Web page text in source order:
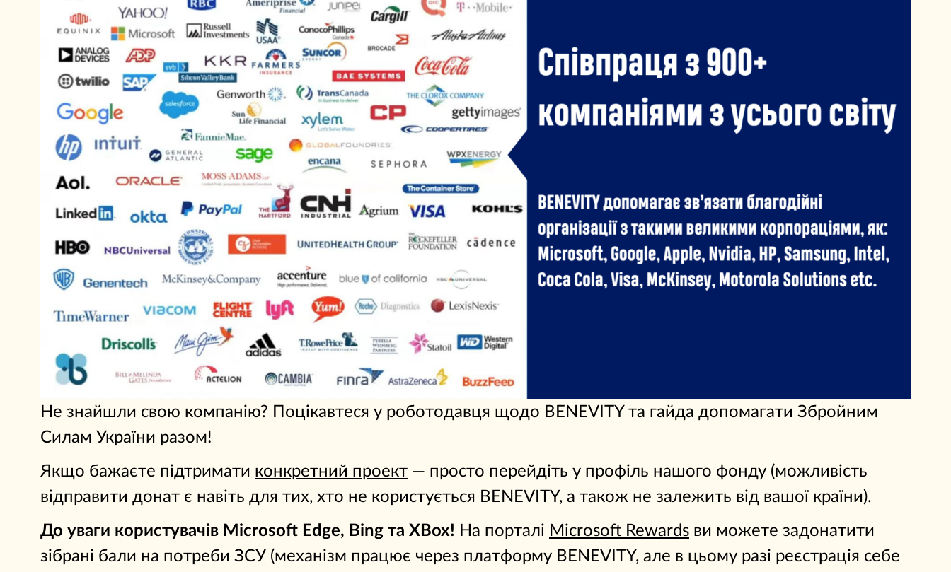
Не знайшли свою компанію? Поцікавтеся у роботодавця щодо BENEVITY та гайда допомагати Збройним
Силам України разом!
Якщо бажаєте підтримати конкретний проект — просто перейдіть у профіль нашого фонду (можливість
відправити донат є навіть для тих, хто не користується BENEVITY, а також не залежить від вашої країни).
До уваги користувачів Microsoft Edge, Bing та XBox! На порталі Mіcrosoft Rewards ви можете задонатити
зібрані бали на потреби ЗСУ (механізм працює через платформу BENEVITY, але в цьому разі реєстрація себе